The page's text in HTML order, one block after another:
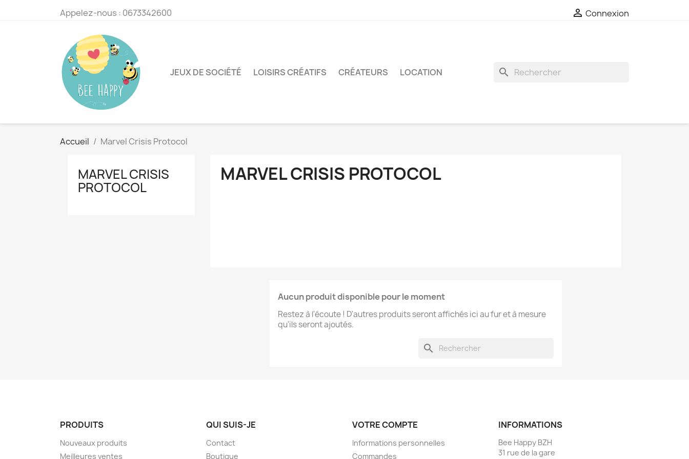
Appelez-nous : 0673342600  Connexion
JEUX DE SOCIÉTÉ LOISIRS CRÉATIFS CRÉATEURS LOCATION search
Accueil Marvel Crisis Protocol
MARVEL CRISIS
PROTOCOL
MARVEL CRISIS PROTOCOL
Aucun produit disponible pour le moment
Restez à l'écoute ! D'autres produits seront affichés ici au fur et à mesure
qu'ils seront ajoutés.
search
PRODUITS
Nouveaux produits
Meilleures ventes
QUI SUIS-JE
Contact
Boutique
VOTRE COMPTE
Informations personnelles
Commandes
INFORMATIONS
Bee Happy BZH
31 rue de la gare